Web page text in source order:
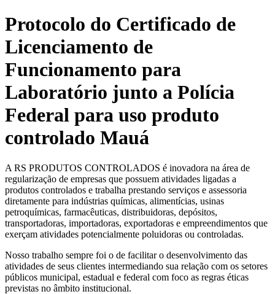
Protocolo do Certificado de
Licenciamento de
Funcionamento para
Laboratório junto a Polícia
Federal para uso produto
controlado Mauá
A RS PRODUTOS CONTROLADOS é inovadora na área de
regularização de empresas que possuem atividades ligadas a
produtos controlados e trabalha prestando serviços e assessoria
diretamente para indústrias químicas, alimentícias, usinas
petroquímicas, farmacêuticas, distribuidoras, depósitos,
transportadoras, importadoras, exportadoras e empreendimentos que
exerçam atividades potencialmente poluidoras ou controladas.
Nosso trabalho sempre foi o de facilitar o desenvolvimento das
atividades de seus clientes intermediando sua relação com os setores
públicos municipal, estadual e federal com foco as regras éticas
previstas no âmbito institucional.